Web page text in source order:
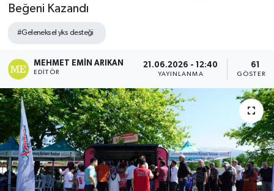
Beğeni Kazandı
#Geleneksel yks desteği
MEHMET EMIN ARIKAN
EDITÖR
21.06.2026 - 12:40
YAYINLANMA
61
GÖSTERIM